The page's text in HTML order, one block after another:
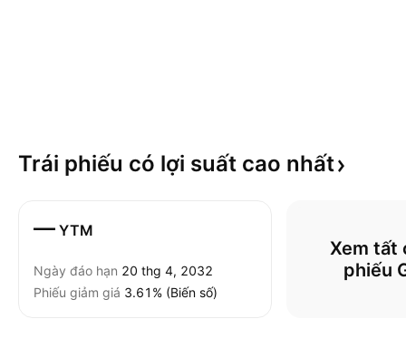
Trái phiếu có lợi suất cao nhất
— YTM
Ngày đáo hạn 20 thg 4, 2032
Phiếu giảm giá 3.61% (Biến số)
Xem tất
phiếu